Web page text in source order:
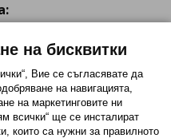
на бисквитки
Вие се съгласявате да
на навигацията,
на маркетинговите ни
всички“ ще се инсталират
които са нужни за правилното